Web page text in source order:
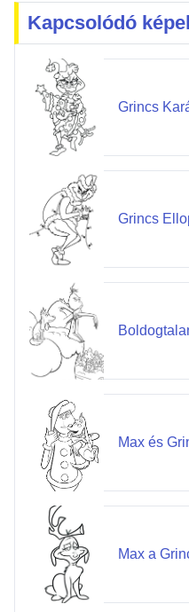
Kapcsolódó
Grincs
Grincs
Max és
Max a